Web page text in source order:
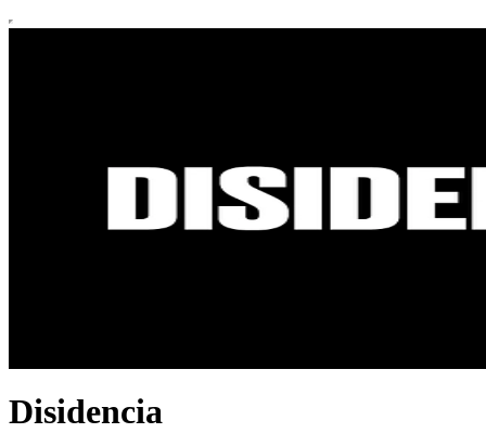
Disidencia